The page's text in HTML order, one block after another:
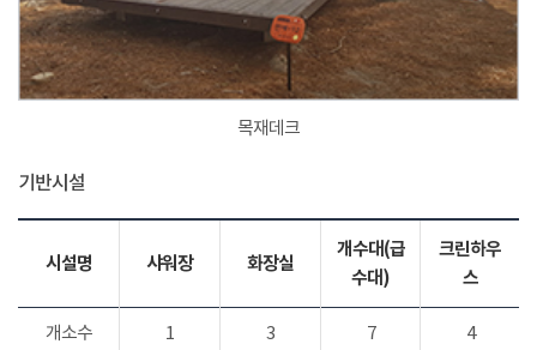
목재데크
기반시설
시설명 샤워장 화장실
개수대(급
수대)
크린하우
스
개소수 1 3 7 4